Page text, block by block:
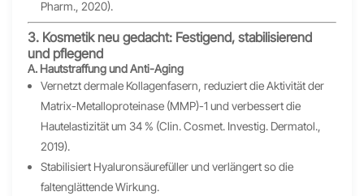
Pharm., 2020).
3. Kosmetik neu gedacht: Festigend, stabilisierend
und pflegend
A. Hautstraffung und Anti-Aging
Vernetzt dermale Kollagenfasern, reduziert die Aktivität der
Matrix-Metalloproteinase (MMP)-1 und verbessert die
Hautelastizität um 34 % (Clin. Cosmet. Investig. Dermatol.,
2019).
Stabilisiert Hyaluronsäurefüller und verlängert so die
faltenglättende Wirkung.